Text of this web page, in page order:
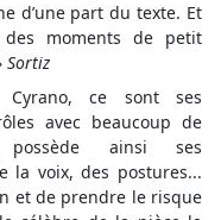
d’une part du texte. Et
moments de petit
Sortiz
ce sont ses
avec beaucoup de
possède ainsi ses
la voix, des postures...
et de prendre le risque